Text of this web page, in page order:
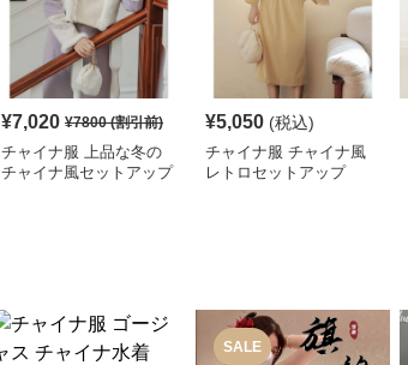
¥7,020 ¥7800(割引前)
チャイナ服 上品な冬の
チャイナ風セットアップ
¥5,050 (税込)
チャイナ服 チャイナ風
レトロセットアップ
SALE